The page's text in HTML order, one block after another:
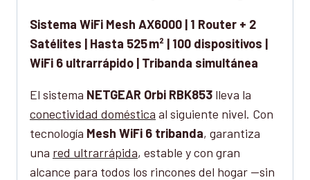
Sistema WiFi Mesh AX6000 | 1 Router + 2
Satélites | Hasta 525 m² | 100 dispositivos |
WiFi 6 ultrarrápido | Tribanda simultánea
El sistema NETGEAR Orbi RBK853 lleva la
conectividad doméstica al siguiente nivel. Con
tecnología Mesh WiFi 6 tribanda, garantiza
una red ultrarrápida, estable y con gran
alcance para todos los rincones del hogar —sin